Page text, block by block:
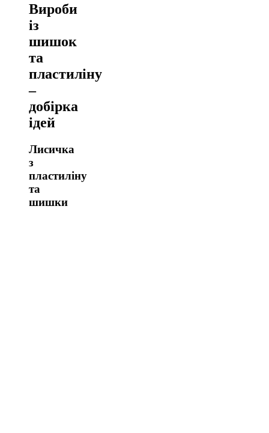
Вироби
із
шишок
та
пластиліну
–
добірка
ідей
Лисичка
з
пластиліну
та
шишки